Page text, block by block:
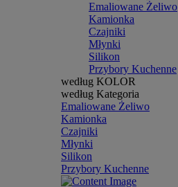
Emaliowane Żeliwo
Kamionka
Czajniki
Młynki
Silikon
Przybory Kuchenne
według KOLOR
według Kategoria
Emaliowane Żeliwo
Kamionka
Czajniki
Młynki
Silikon
Przybory Kuchenne